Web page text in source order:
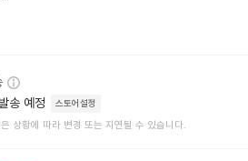
송 예정 스토어설정
상황에 따라 변경 또는 지연될 수 있습니다.